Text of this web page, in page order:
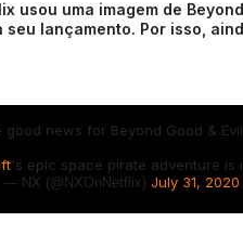
uma imagem de
lançamento. Por isso,
news for Beyond Good &
's epic space pirate adventure is
— NX (@NXOnNetflix) July 31, 2020